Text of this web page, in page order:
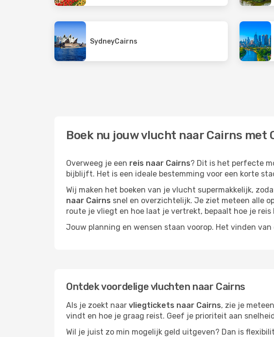
SydneyCairns
Boek nu jouw vlucht naar Cairns
Overweeg je een reis naar Cairns? Dit is het perfecte
bijblijft. Het is een ideale bestemming voor een korte
Wij maken het boeken van je vlucht supermakkelijk,
naar Cairns snel en overzichtelijk. Je ziet meteen alle
route je vliegt en hoe laat je vertrekt, bepaalt hoe je
Jouw planning en wensen staan voorop. Het vinden
Ontdek voordelige vluchten naar Cairns
Als je zoekt naar vliegtickets naar Cairns, zie je
vindt en hoe je graag reist. Geef je prioriteit aan
Wil je juist zo min mogelijk geld uitgeven? Dan is